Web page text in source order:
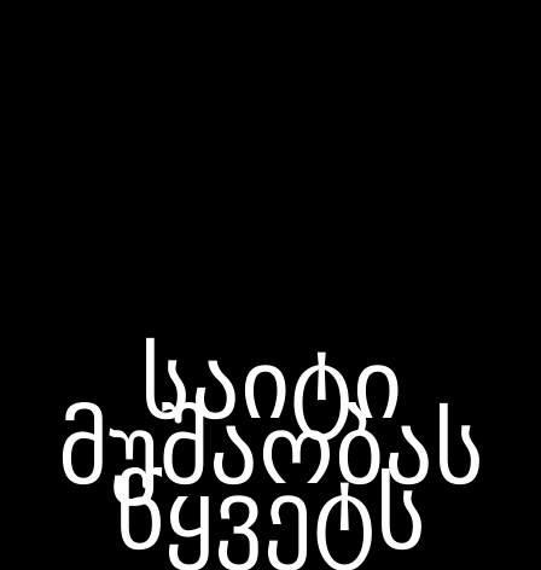
საიტი
მუშაობას
წყვეტს